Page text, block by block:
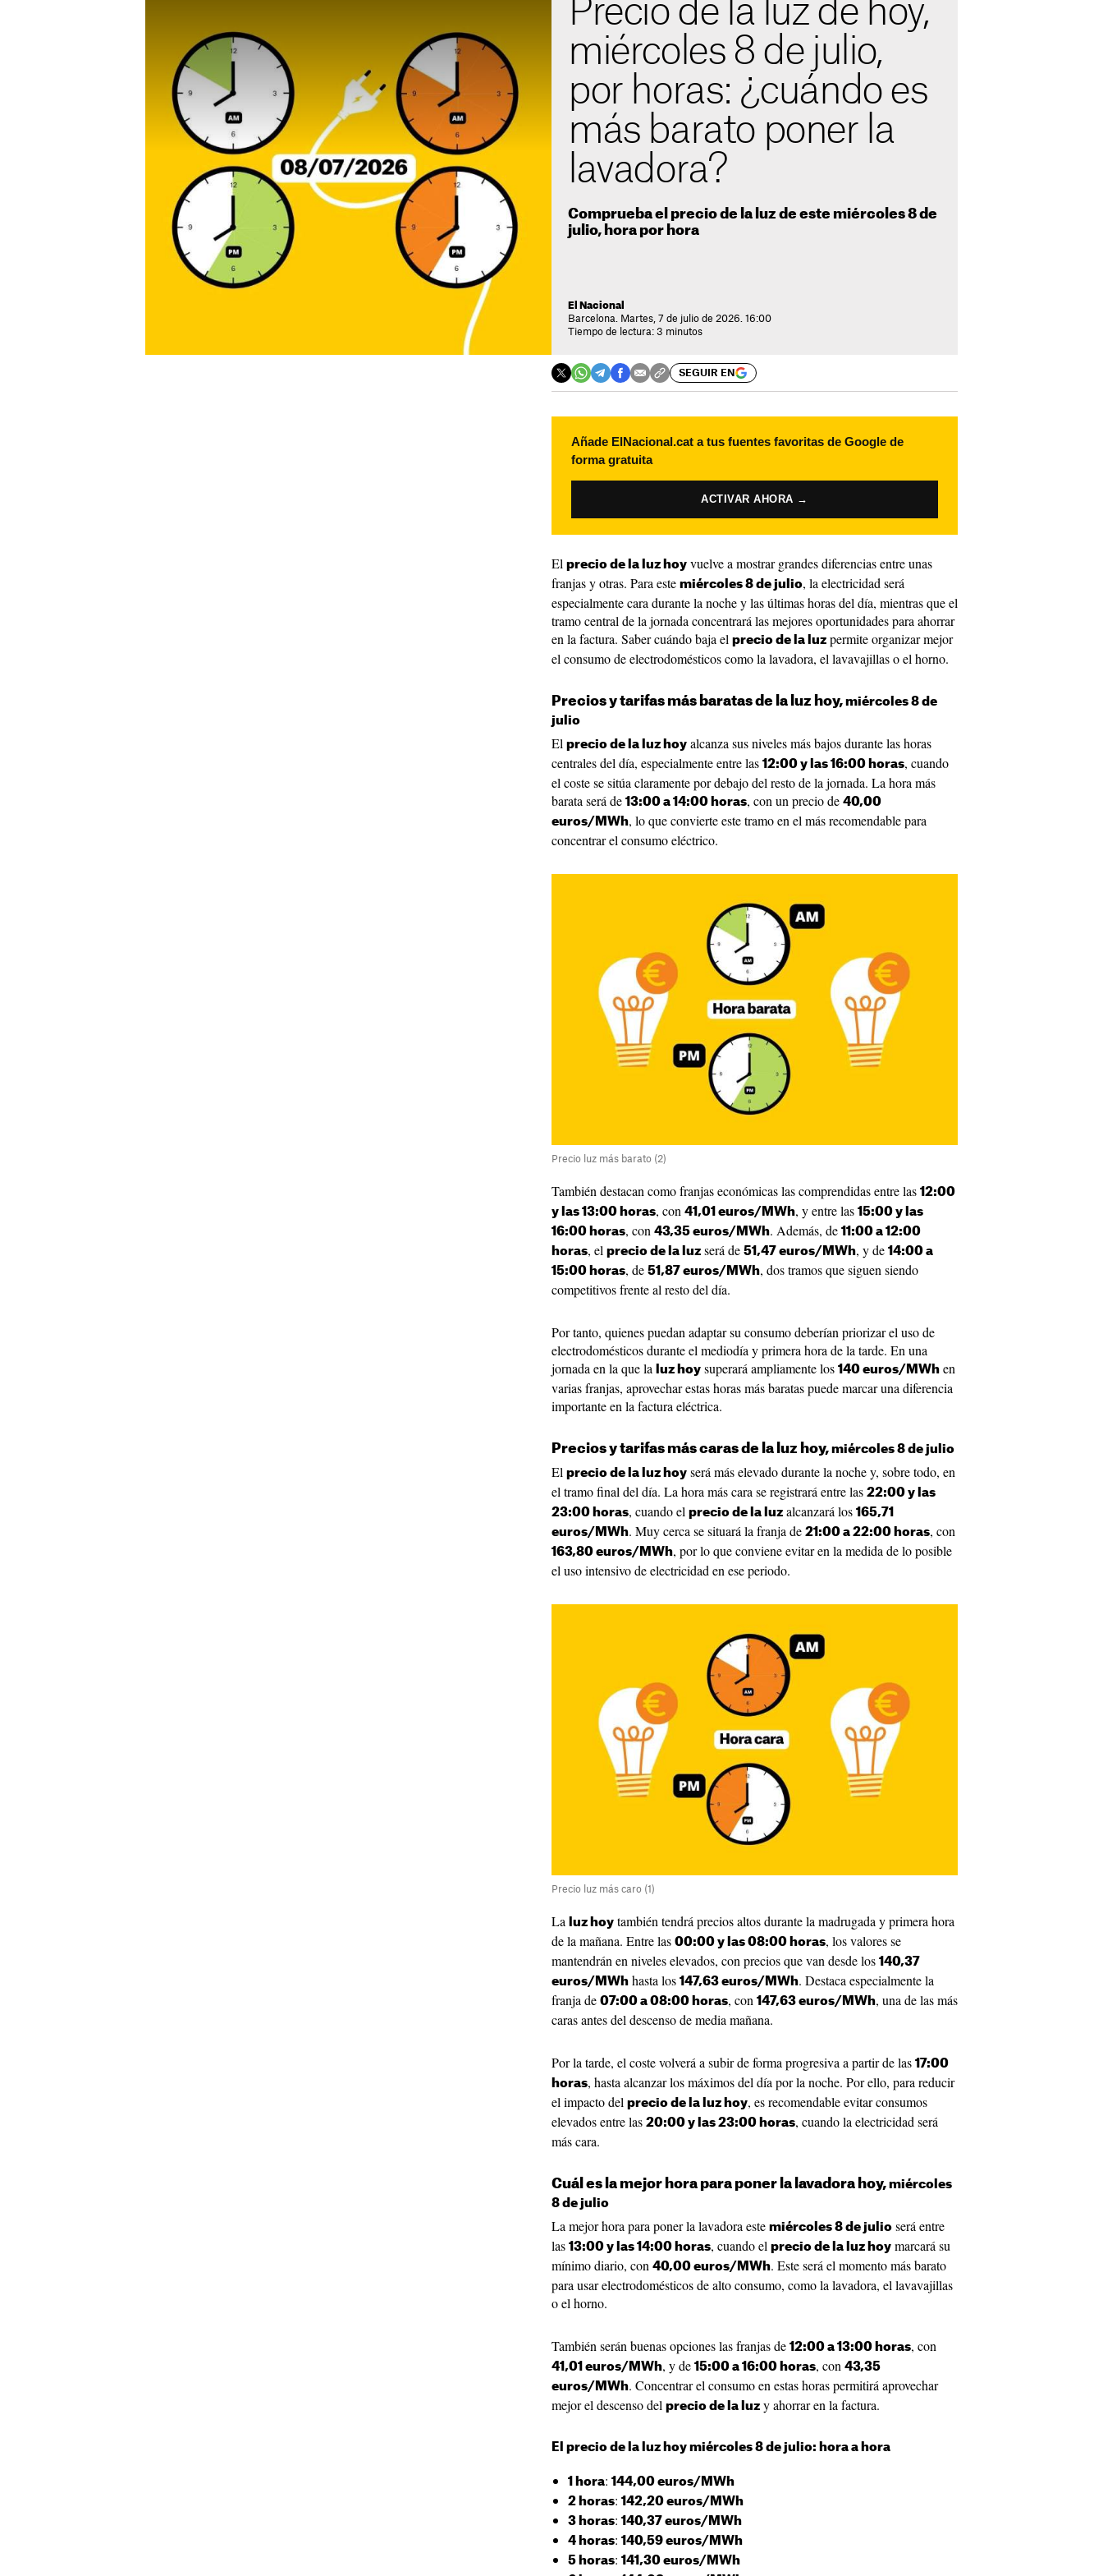
Precio de la luz de hoy,
miércoles 8 de julio,
por horas: ¿cuándo es
más barato poner la
lavadora?
Comprueba el precio de la luz de este miércoles 8 de
julio, hora por hora
El Nacional
Barcelona. Martes, 7 de julio de 2026. 16:00
Tiempo de lectura: 3 minutos
SEGUIR EN
Añade ElNacional.cat a tus fuentes favoritas de Google de
forma gratuita
ACTIVAR AHORA →
El precio de la luz hoy vuelve a mostrar grandes diferencias entre unas
franjas y otras. Para este miércoles 8 de julio, la electricidad será
especialmente cara durante la noche y las últimas horas del día, mientras que el
tramo central de la jornada concentrará las mejores oportunidades para ahorrar
en la factura. Saber cuándo baja el precio de la luz permite organizar mejor
el consumo de electrodomésticos como la lavadora, el lavavajillas o el horno.
Precios y tarifas más baratas de la luz hoy, miércoles 8 de
julio
El precio de la luz hoy alcanza sus niveles más bajos durante las horas
centrales del día, especialmente entre las 12:00 y las 16:00 horas, cuando
el coste se sitúa claramente por debajo del resto de la jornada. La hora más
barata será de 13:00 a 14:00 horas, con un precio de 40,00
euros/MWh, lo que convierte este tramo en el más recomendable para
concentrar el consumo eléctrico.
Precio luz más barato (2)
También destacan como franjas económicas las comprendidas entre las 12:00
y las 13:00 horas, con 41,01 euros/MWh, y entre las 15:00 y las
16:00 horas, con 43,35 euros/MWh. Además, de 11:00 a 12:00
horas, el precio de la luz será de 51,47 euros/MWh, y de 14:00 a
15:00 horas, de 51,87 euros/MWh, dos tramos que siguen siendo
competitivos frente al resto del día.
Por tanto, quienes puedan adaptar su consumo deberían priorizar el uso de
electrodomésticos durante el mediodía y primera hora de la tarde. En una
jornada en la que la
luz hoy superará ampliamente los 140 euros/MWh en
varias franjas, aprovechar estas horas más baratas puede marcar una diferencia
importante en la factura eléctrica.
Precios y tarifas más caras de la luz hoy, miércoles 8 de julio
El precio de la luz hoy será más elevado durante la noche y, sobre todo, en
el tramo final del día. La hora más cara se registrará entre las 22:00 y las
23:00 horas, cuando el precio de la luz alcanzará los 165,71
euros/MWh. Muy cerca se situará la franja de 21:00 a 22:00 horas, con
163,80 euros/MWh, por lo que conviene evitar en la medida de lo posible
el uso intensivo de electricidad en ese periodo.
Precio luz más caro (1)
La luz hoy también tendrá precios altos durante la madrugada y primera hora
de la mañana. Entre las 00:00 y las 08:00 horas, los valores se
mantendrán en niveles elevados, con precios que van desde los 140,37
euros/MWh hasta los 147,63 euros/MWh. Destaca especialmente la
franja de 07:00 a 08:00 horas, con 147,63 euros/MWh, una de las más
caras antes del descenso de media mañana.
Por la tarde, el coste volverá a subir de forma progresiva a partir de las 17:00
horas, hasta alcanzar los máximos del día por la noche. Por ello, para reducir
el impacto del precio de la luz hoy, es recomendable evitar consumos
elevados entre las 20:00 y las 23:00 horas, cuando la electricidad será
más cara.
Cuál es la mejor hora para poner la lavadora hoy, miércoles
8 de julio
La mejor hora para poner la lavadora este miércoles 8 de julio será entre
las 13:00 y las 14:00 horas, cuando el precio de la luz hoy marcará su
mínimo diario, con 40,00 euros/MWh. Este será el momento más barato
para usar electrodomésticos de alto consumo, como la lavadora, el lavavajillas
o el horno.
También serán buenas opciones las franjas de 12:00 a 13:00 horas, con
41,01 euros/MWh, y de 15:00 a 16:00 horas, con 43,35
euros/MWh. Concentrar el consumo en estas horas permitirá aprovechar
mejor el descenso del precio de la luz y ahorrar en la factura.
El precio de la luz hoy miércoles 8 de julio: hora a hora
1 hora: 144,00 euros/MWh
2 horas: 142,20 euros/MWh
3 horas: 140,37 euros/MWh
4 horas: 140,59 euros/MWh
5 horas: 141,30 euros/MWh